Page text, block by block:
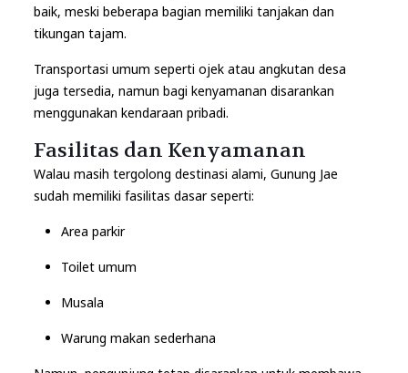
baik, meski beberapa bagian memiliki tanjakan dan
tikungan tajam.
Transportasi umum seperti ojek atau angkutan desa
juga tersedia, namun bagi kenyamanan disarankan
menggunakan kendaraan pribadi.
Fasilitas dan Kenyamanan
Walau masih tergolong destinasi alami, Gunung Jae
sudah memiliki fasilitas dasar seperti:
Area parkir
Toilet umum
Musala
Warung makan sederhana